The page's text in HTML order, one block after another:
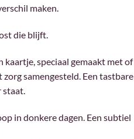
maken.
die blijft.
speciaal gemaakt met of
samengesteld. Een tastbare
staat.
in donkere dagen. Een subtiel